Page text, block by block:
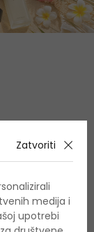
Budite prvi.
Zatvoriti
medija i
upotrebi